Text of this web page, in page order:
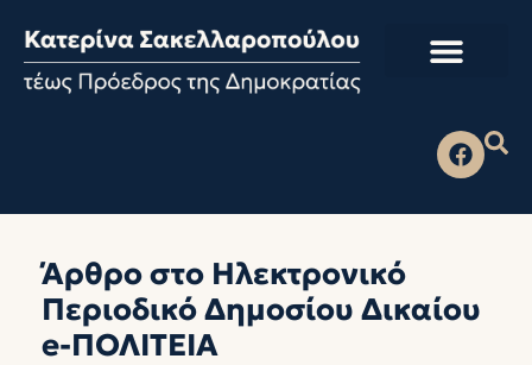
Άρθρο στο Ηλεκτρονικό
Περιοδικό Δημοσίου Δικαίου
e-ΠΟΛΙΤΕΙΑ